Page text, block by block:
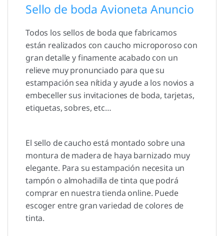
Sello de boda Avioneta Anuncio
Todos los sellos de boda que fabricamos
están realizados con caucho microporoso con
gran detalle y finamente acabado con un
relieve muy pronunciado para que su
estampación sea nítida y ayude a los novios a
embeceller sus invitaciones de boda, tarjetas,
etiquetas, sobres, etc…
El sello de caucho está montado sobre una
montura de madera de haya barnizado muy
elegante. Para su estampación necesita un
tampón o almohadilla de tinta que podrá
comprar en nuestra tienda online. Puede
escoger entre gran variedad de colores de
tinta.